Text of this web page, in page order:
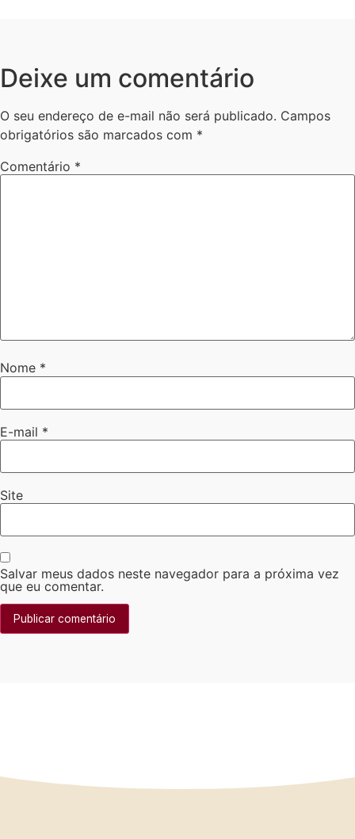
Deixe um comentário
O seu endereço de e-mail não será publicado. Campos
obrigatórios são marcados com *
Comentário *
Nome *
E-mail *
Site
Salvar meus dados neste navegador para a próxima vez
que eu comentar.